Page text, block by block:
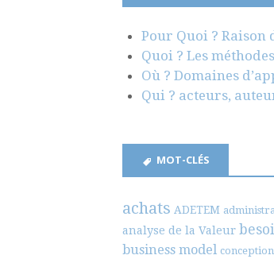
Pour Quoi ? Raison
Quoi ? Les
Où ? Domaines
Qui ? acteurs,
MOT-CLÉS
achats ADETEM
analyse de la Valeur
business model conception